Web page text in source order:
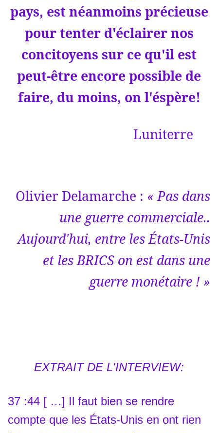
pays, est néanmoins précieuse
pour tenter d'éclairer nos
concitoyens sur ce qu'il est
peut-être encore possible de
faire, du moins, on l'éspère!
Luniterre
Olivier Delamarche : « Pas dans
une guerre commerciale..
Aujourd'hui, entre les États-Unis
et les BRICS on est dans une
guerre monétaire ! »
EXTRAIT DE L'INTERVIEW:
37 :44 [ …] Il faut bien se rendre
compte que les États-Unis en ont rien